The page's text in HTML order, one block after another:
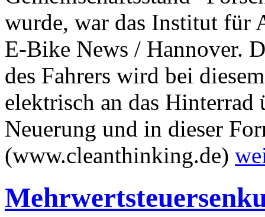
wurde, war das Institut für
E-Bike News / Hannover.
des Fahrers wird bei
elektrisch an das
Neuerung und in dieser
(www.cleanthinking.de)